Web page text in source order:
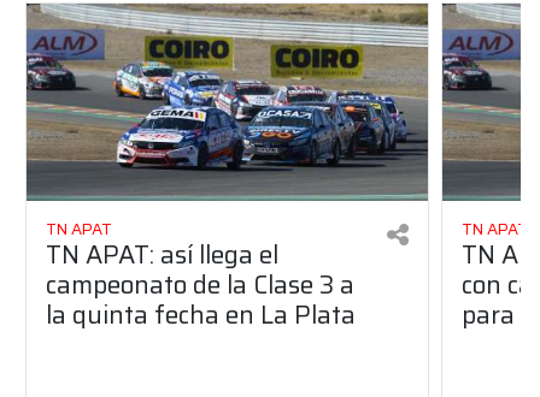
TN APAT
TN APAT: así llega el
campeonato de la Clase 3 a
la quinta fecha en La Plata
TN APAT
TN
con
para